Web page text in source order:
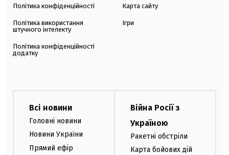
Політика конфіденційності
Політика використання
штучного інтелекту
Політика конфіденційності
додатку
Карта сайту
Ігри
Всі новини
Головні новини
Новини України
Прямий ефір
Війна Росії з
Україною
Ракетні обстріли
Карта бойових дій